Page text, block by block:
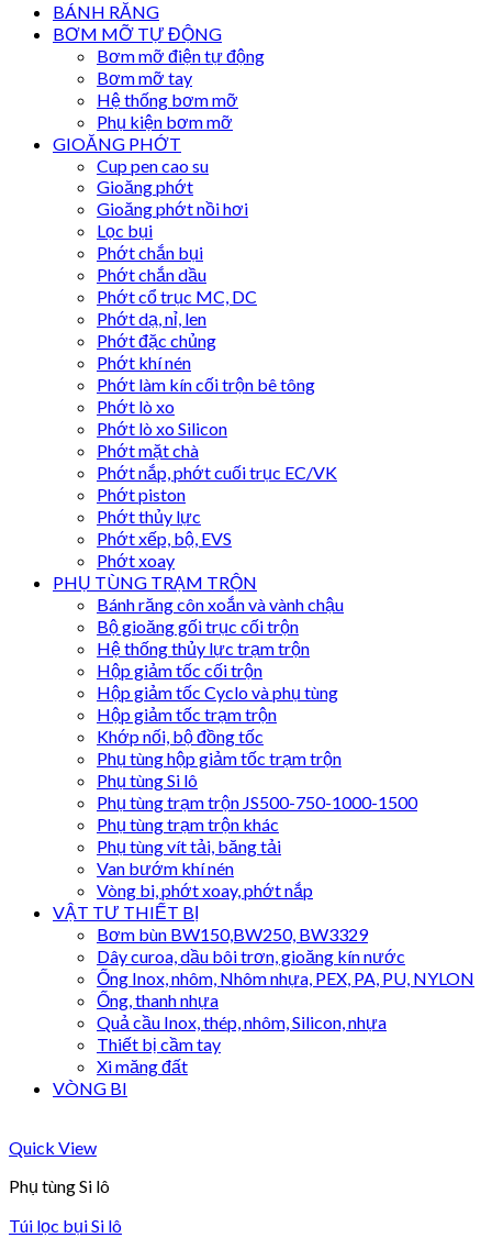
BÁNH RĂNG
BƠM MỠ TỰ ĐỘNG
Bơm mỡ điện tự động
Bơm mỡ tay
Hệ thống bơm mỡ
Phụ kiện bơm mỡ
GIOĂNG PHỚT
Cup pen cao su
Gioăng phớt
Gioăng phớt nồi hơi
Lọc bụi
Phớt chắn bụi
Phớt chắn dầu
Phớt cổ trục MC, DC
Phớt dạ, nỉ, len
Phớt đặc chủng
Phớt khí nén
Phớt làm kín cối trộn bê tông
Phớt lò xo
Phớt lò xo Silicon
Phớt mặt chà
Phớt nắp, phớt cuối trục EC/VK
Phớt piston
Phớt thủy lực
Phớt xếp, bộ, EVS
Phớt xoay
PHỤ TÙNG TRẠM TRỘN
Bánh răng côn xoắn và vành chậu
Bộ gioăng gối trục cối trộn
Hệ thống thủy lực trạm trộn
Hộp giảm tốc cối trộn
Hộp giảm tốc Cyclo và phụ tùng
Hộp giảm tốc trạm trộn
Khớp nối, bộ đồng tốc
Phụ tùng hộp giảm tốc trạm trộn
Phụ tùng Si lô
Phụ tùng trạm trộn JS500-750-1000-1500
Phụ tùng trạm trộn khác
Phụ tùng vít tải, băng tải
Van bướm khí nén
Vòng bi, phớt xoay, phớt nắp
VẬT TƯ THIẾT BỊ
Bơm bùn BW150,BW250, BW3329
Dây curoa, dầu bôi trơn, gioăng kín nước
Ống Inox, nhôm, Nhôm nhựa, PEX, PA, PU, NYLON
Ống, thanh nhựa
Quả cầu Inox, thép, nhôm, Silicon, nhựa
Thiết bị cầm tay
Xi măng đất
VÒNG BI
Quick View
Phụ tùng Si lô
Túi lọc bụi Si lô